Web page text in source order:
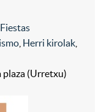
Fiestas
Herri kirolak
plaza (Urretxu)